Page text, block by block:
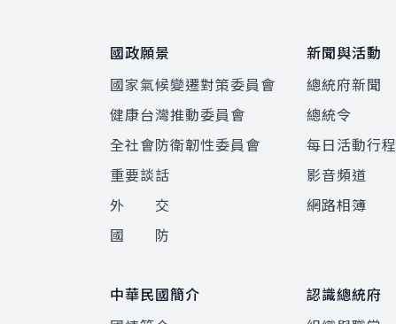
國政願景
國家氣候變遷對策委員會
健康台灣推動委員會
全社會防衛韌性委員會
重要談話
外 交
國 防
新聞與活動
總統府新聞
總統令
每日活動行程
影音頻道
網路相簿
中華民國簡介
認識總統府